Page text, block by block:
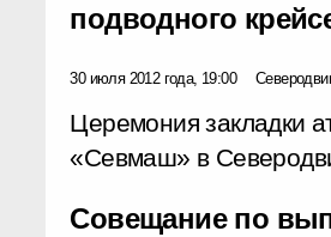
подводного
30 июля 2012 года, 19:00
Церемония закладки
«Севмаш» в
Совещание по